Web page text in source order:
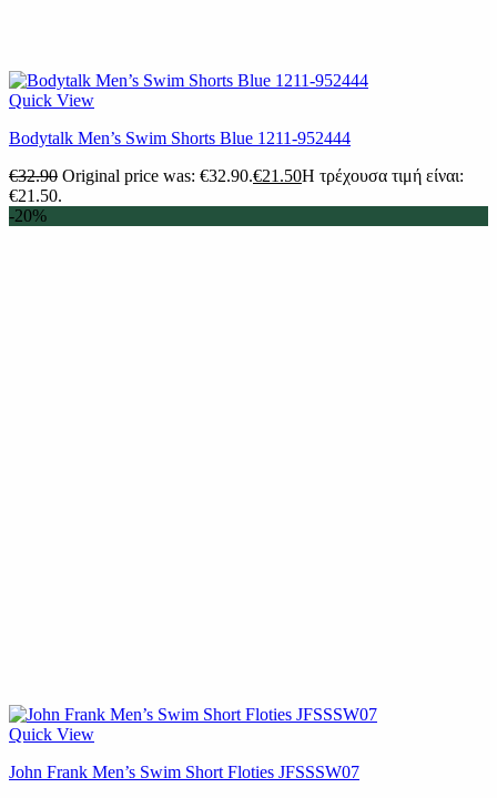
Quick View
Bodytalk Men’s Swim Shorts Blue 1211-952444
€32.90 Original price was: €32.90.€21.50Η τρέχουσα τιμή είναι:
€21.50.
-20%
Quick View
John Frank Men’s Swim Short Floties JFSSSW07